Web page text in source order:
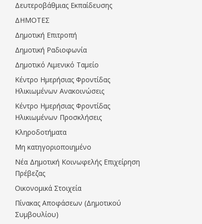
Δευτεροβάθμιας Εκπαίδευσης
ΔΗΜΟΤΕΣ
Δημοτική Επιτροπή
Δημοτική Ραδιοφωνία
Δημοτικό Λιμενικό Ταμείο
Κέντρο Ημερήσιας Φροντίδας
Ηλικιωμένων Ανακοινώσεις
Κέντρο Ημερήσιας Φροντίδας
Ηλικιωμένων Προσκλήσεις
Κληροδοτήματα
Μη κατηγοριοποιημένο
Νέα Δημοτική Κοινωφελής Επιχείρηση
Πρέβεζας
Οικονομικά Στοιχεία
Πίνακας Αποφάσεων (Δημοτικού
Συμβουλίου)